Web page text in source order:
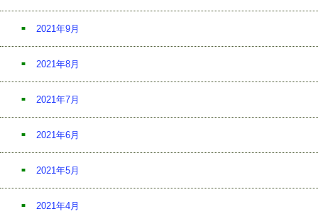
2021年9月
2021年8月
2021年7月
2021年6月
2021年5月
2021年4月